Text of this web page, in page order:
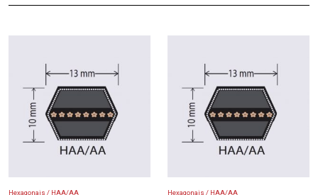
Hexagonais / HAA/AA Hexagonais / HAA/AA